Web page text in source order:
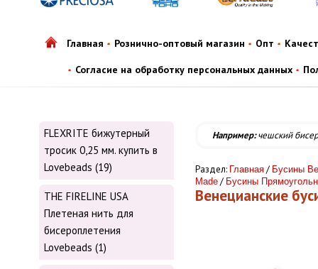
Главная Рознично-оптовый магазин Опт
Согласие на обработку персональных данных
FLEXRITE бижутерный
тросик 0,25 мм. купить в
Lovebeads (19)
THE FIRELINE USA
Плетеная нить для
бисероплетения
Lovebeads (1)
Например:чешский бисер
Раздел: Главная / Бусины
Made / Бусины
Венецианские